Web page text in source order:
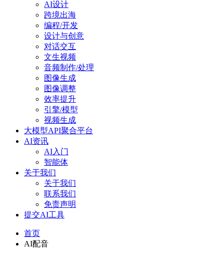
AI设计
跨境出海
编程/开发
设计与创意
对话交互
文生视频
音频制作/处理
图像生成
图像调整
效率提升
引擎/模型
视频生成
大模型API聚合平台
AI资讯
AI入门
智能体
关于我们
关于我们
联系我们
免责声明
提交AI工具
首页
AI配音